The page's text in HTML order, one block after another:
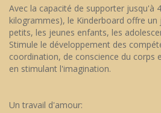
Avec la capacité de supporter jusqu'à
kilogrammes), le Kinderboard offre
petits, les jeunes enfants, les
Stimule le développement des
coordination, de conscience du corps
en stimulant l'imagination.
Un travail d'amour: